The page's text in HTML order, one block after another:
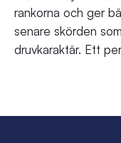
rankorna och ger
senare skörden
druvkaraktär. Ett